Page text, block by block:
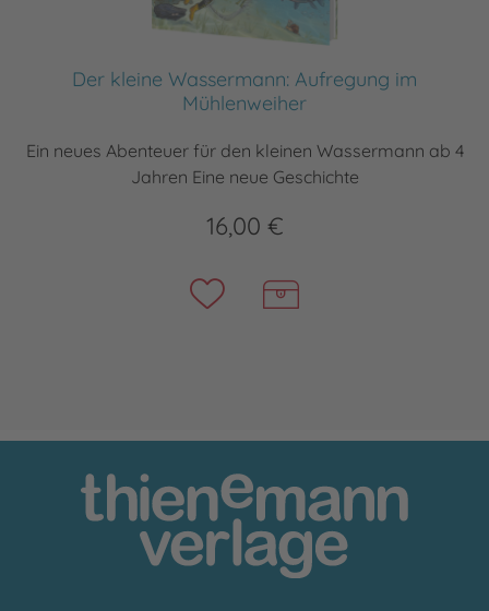
Der kleine Wassermann: Aufregung im
Mühlenweiher
Ein neues Abenteuer für den kleinen Wassermann ab 4
Jahren Eine neue Geschichte
16,00 €